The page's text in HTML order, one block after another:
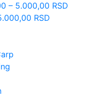
– 5.000,00 RSD
RSD